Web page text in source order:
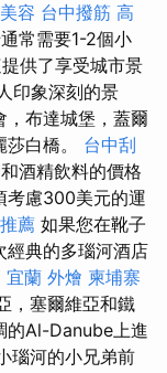
容 台中撥筋 高
常需要1-2個小
供了享受城市景
印象深刻的景
，布達城堡，蓋爾
白橋。 台中刮
酒精飲料的價格
考慮300美元的運
薦 如果您在靴子
經典的多瑙河酒店
宜蘭 外燴 柬埔寨
，塞爾維亞和鐵
的Al-Danube上進
瑙河的小兄弟前